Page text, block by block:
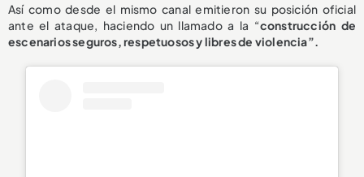
Así como desde el mismo canal emitieron su posición oficial
ante el ataque, haciendo un llamado a la “construcción de
escenarios seguros, respetuosos y libres de violencia”.